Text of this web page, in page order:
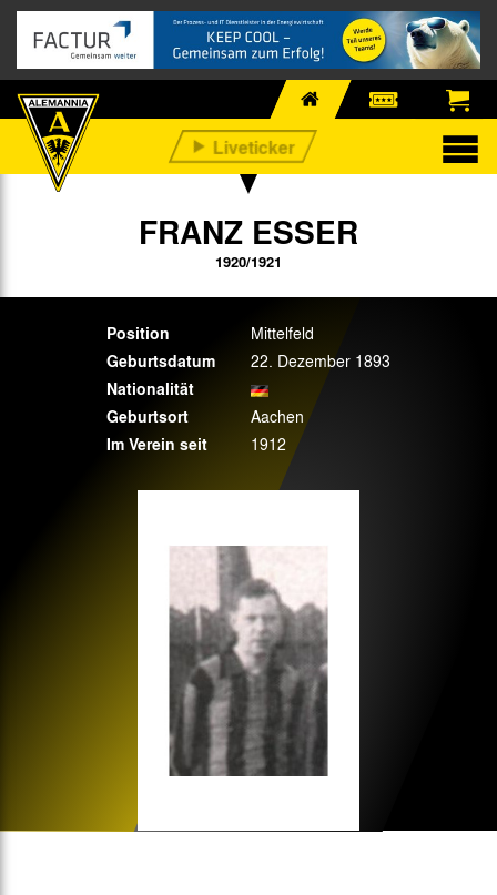
FRANZ ESSER
1920/1921
Position Mittelfeld
Geburtsdatum 22. Dezember 1893
Nationalität
Geburtsort
Aachen
Im Verein seit 1912